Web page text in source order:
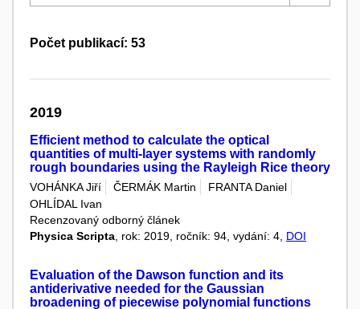
Počet publikací: 53
2019
Efficient method to calculate the optical
quantities of multi-layer systems with randomly
rough boundaries using the Rayleigh Rice theory
VOHÁNKA Jiří ČERMÁK Martin
FRANTA Daniel
OHLÍDAL Ivan
Recenzovaný odborný článek
Physica Scripta , rok: 2019, ročník: 94, vydání: 4, DOI
Evaluation of the Dawson function and its
antiderivative needed for the Gaussian
broadening of piecewise polynomial functions